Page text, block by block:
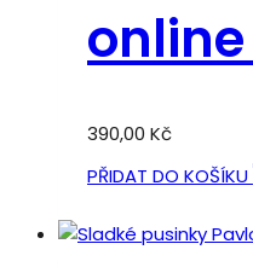
390,00 Kč
PŘIDAT DO KOŠÍKU